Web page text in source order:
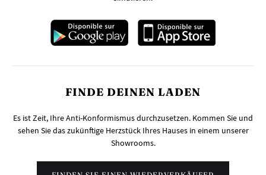
FINDE DEINEN LADEN
Es ist Zeit, Ihre Anti-Konformismus durchzusetzen. Kommen Sie und
sehen Sie das zukünftige Herzstück Ihres Hauses in einem unserer
Showrooms.